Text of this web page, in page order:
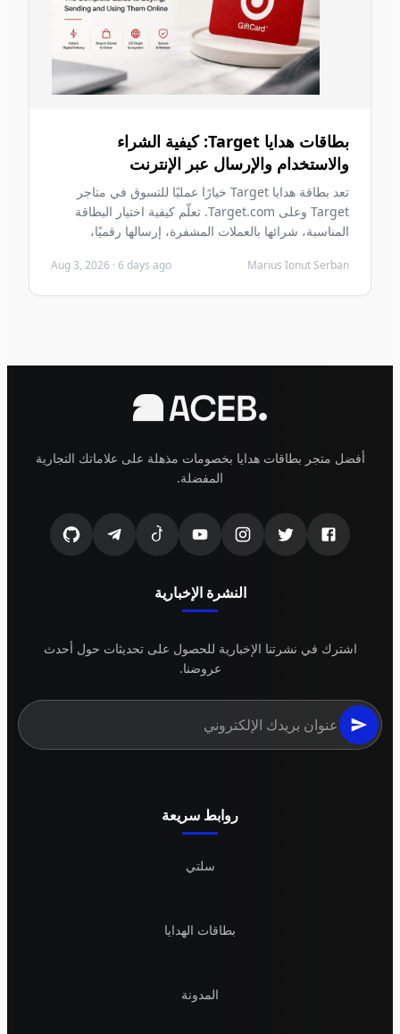
بطاقات هدايا Target: كيفية الشراء
والاستخدام والإرسال عبر الإنترنت
تعد بطاقة هدايا Target خيارًا عمليًا للتسوق في متاجر
Target وعلى Target.com. تعلّم كيفية اختيار البطاقة
المناسبة، شرائها بالعملات المشفرة، إرسالها رقميًا،
Marius Ionut Serban
Aug 3, 2026·6 days ago
أفضل متجر بطاقات هدايا بخصومات مذهلة على علاماتك التجارية
المفضلة.
النشرة الإخبارية
اشترك في نشرتنا الإخبارية للحصول على تحديثات حول أحدث
عروضنا.
روابط سريعة
سلتي
بطاقات الهدايا
المدونة